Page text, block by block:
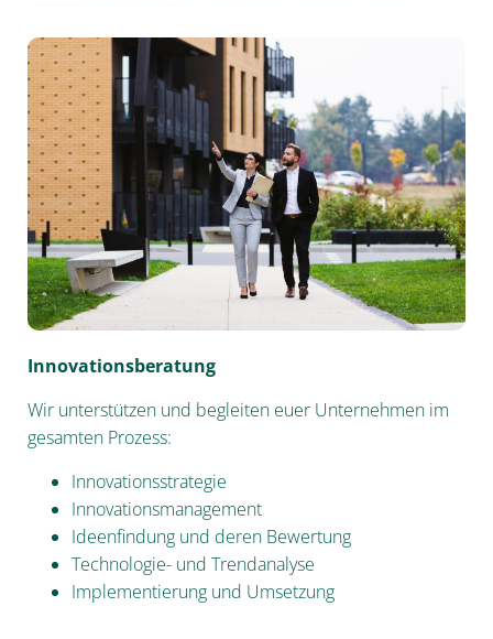
Innovationsberatung
Wir unterstützen und begleiten euer Unternehmen im
gesamten Prozess:
Innovationsstrategie
Innovationsmanagement
Ideenfindung und deren Bewertung
Technologie- und Trendanalyse
Implementierung und Umsetzung